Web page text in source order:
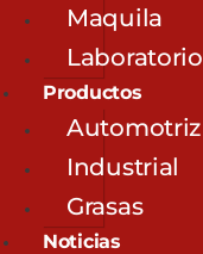
Maquila
Laboratorio
Productos
Automotriz
Industrial
Grasas
Noticias